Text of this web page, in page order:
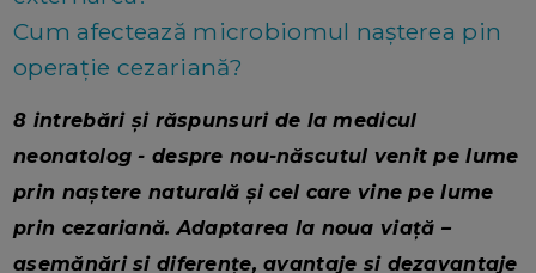
Cum afectează microbiomul nașterea pin
operație cezariană?
8 intrebări și răspunsuri de la medicul
neonatolog - despre nou-născutul venit pe lume
prin naștere naturală și cel care vine pe lume
prin cezariană. Adaptarea la noua viață –
asemănări si diferențe, avantaje si dezavantaje